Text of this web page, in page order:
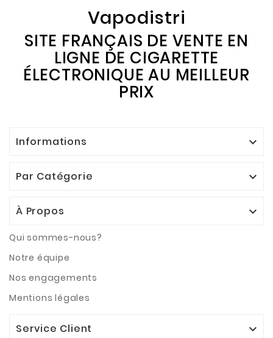
Vapodistri
SITE FRANÇAIS DE VENTE EN
LIGNE DE CIGARETTE
ÉLECTRONIQUE AU MEILLEUR
PRIX
Informations 
Par Catégorie 
À Propos 
Qui sommes-nous?
Notre équipe
Nos engagements
Mentions légales
Service Client 